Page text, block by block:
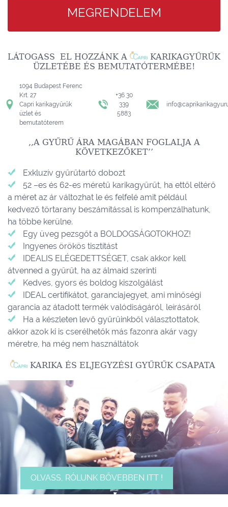
MEGRENDELEM
LÁTOGASS EL HOZZÁNK A
KARIKAGYŰRŰK
ÜZLETÉBE ÉS BEMUTATÓTERMÉBE!
1094 Budapest Ferenc
Krt. 27
Capri karikagyűrűk
üzlet és
bemutatóterem
+36 30
339
5883
,,A GYŰRŰ ÁRA MAGÁBAN FOGLALJA A
KÖVETKEZŐKET’’
Exkluzív gyűrűtartó dobozt
52 –es és 62-es méretű karikagyűrűt, ha ettől eltérő
a méret az ár változhat le és felfelé amit például
kedvező törtarany beszámítással is kompenzálhatunk,
ha többe kerülne.
Egy üveg pezsgőt a BOLDOGSÁGOTOKHOZ!
Ingyenes örökös tisztítást
IDEALIS ELÉGEDETTSÉGET, csak akkor kell
átvenned a gyűrűt, ha az álmaid szerinti
Kedves, gyors és boldog kiszolgálást
IDEAL certifikátot, garanciajegyet, ami minőségi
garancia az átadott termék valódiságáról, leírásáról
Ha a készleten levő gyűrűinkből választottatok,
akkor azok ki is cserélhetők más fazonra akár vagy
méretre, ha még nem használtátok
KARIKA ÉS ELJEGYZÉSI GYŰRŰK CSAPATA
OLVASS, RÓLUNK BŐVEBBEN ITT !